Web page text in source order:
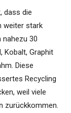
dass die
weiter stark
30
Kobalt, Graphit
Diese
Recycling
weil viele
zurückkommen.